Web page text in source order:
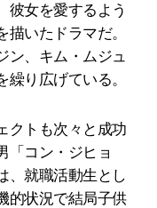
彼女を愛するよう
いたドラマだ。
ン、キム・ムジュ
り広げている。
クトも次々と成功
「コン・ジヒョ
、就職活動生とし
的状況で結局子供